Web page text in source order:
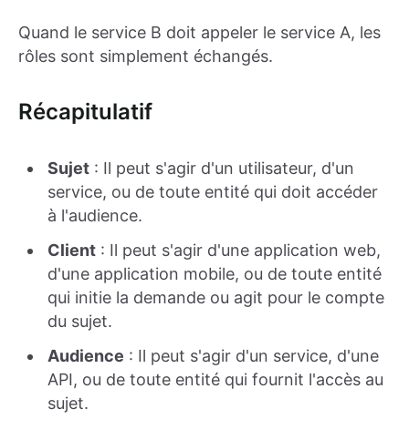
Quand le service B doit appeler le service A, les
rôles sont simplement échangés.
Récapitulatif
Sujet : Il peut s'agir d'un utilisateur, d'un
service, ou de toute entité qui doit accéder
à l'audience.
Client : Il peut s'agir d'une application web,
d'une application mobile, ou de toute entité
qui initie la demande ou agit pour le compte
du sujet.
Audience : Il peut s'agir d'un service, d'une
API, ou de toute entité qui fournit l'accès au
sujet.